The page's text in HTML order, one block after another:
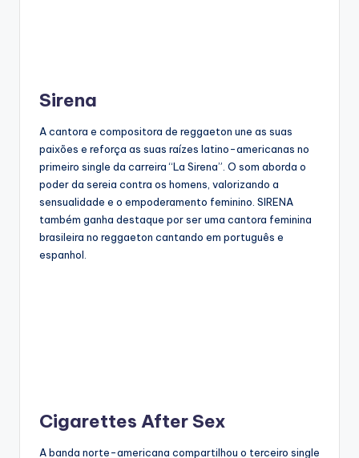
Sirena
A cantora e compositora de reggaeton une as suas
paixões e reforça as suas raízes latino-americanas no
primeiro single da carreira “La Sirena”. O som aborda o
poder da sereia contra os homens, valorizando a
sensualidade e o empoderamento feminino. SIRENA
também ganha destaque por ser uma cantora feminina
brasileira no reggaeton cantando em português e
espanhol.
Cigarettes After Sex
A banda norte-americana compartilhou o terceiro single